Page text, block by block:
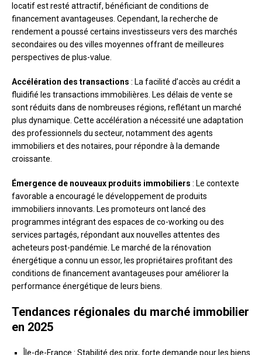
locatif est resté attractif, bénéficiant de conditions de
financement avantageuses. Cependant, la recherche de
rendement a poussé certains investisseurs vers des marchés
secondaires ou des villes moyennes offrant de meilleures
perspectives de plus-value.
Accélération des transactions : La facilité d’accès au crédit a
fluidifié les transactions immobilières. Les délais de vente se
sont réduits dans de nombreuses régions, reflétant un marché
plus dynamique. Cette accélération a nécessité une adaptation
des professionnels du secteur, notamment des agents
immobiliers et des notaires, pour répondre à la demande
croissante.
Émergence de nouveaux produits immobiliers : Le contexte
favorable a encouragé le développement de produits
immobiliers innovants. Les promoteurs ont lancé des
programmes intégrant des espaces de co-working ou des
services partagés, répondant aux nouvelles attentes des
acheteurs post-pandémie. Le marché de la rénovation
énergétique a connu un essor, les propriétaires profitant des
conditions de financement avantageuses pour améliorer la
performance énergétique de leurs biens.
Tendances régionales du marché immobilier
en 2025
Île-de-France : Stabilité des prix, forte demande pour les biens